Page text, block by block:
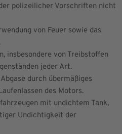
polizeilicher Vorschriften nicht
von Feuer sowie das
insbesondere von Treibstoffen
jeder Art.
durch übermäßiges
des Motors.
mit undichtem Tank,
Undichtigkeit der